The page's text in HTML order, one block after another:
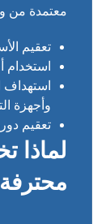
معتمدة من
تعقيم
استخدام
استهداف
وأجهزة
تعقيم
لماذا